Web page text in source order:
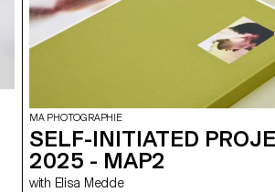
MA PHOTOGRAPHIE
SELF-INITIATED
2025 - MAP2
with Elisa Medde